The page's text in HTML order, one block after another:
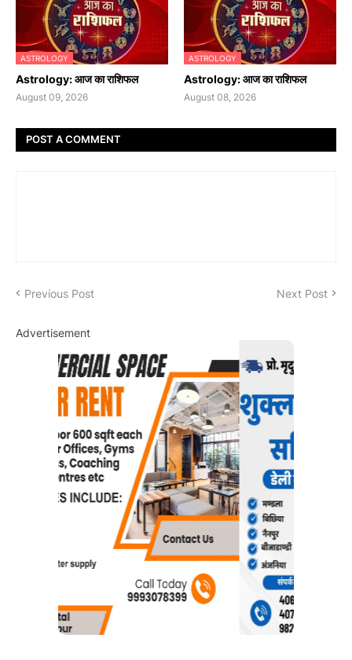
ASTROLOGY
Astrology: आज का राशिफल
August 09, 2026
ASTROLOGY
Astrology: आज का राशिफल
August 08, 2026
POST A COMMENT
Previous Post Next Post
Advertisement